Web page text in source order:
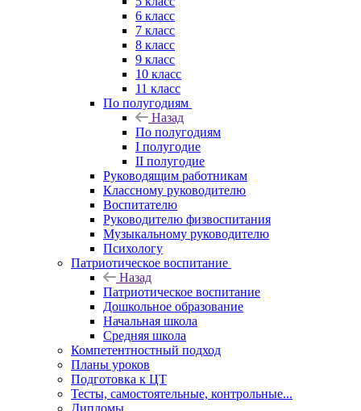
6 класс
7 класс
8 класс
9 класс
10 класс
11 класс
По полугодиям
Назад
По полугодиям
I полугодие
II полугодие
Руководящим работникам
Классному руководителю
Воспитателю
Руководителю физвоспитания
Музыкальному руководителю
Психологу
Патриотическое воспитание
Назад
Патриотическое воспитание
Дошкольное образование
Начальная школа
Средняя школа
Компетентностный подход
Планы уроков
Подготовка к ЦТ
Тесты, самостоятельные, контрольные...
Дипломы